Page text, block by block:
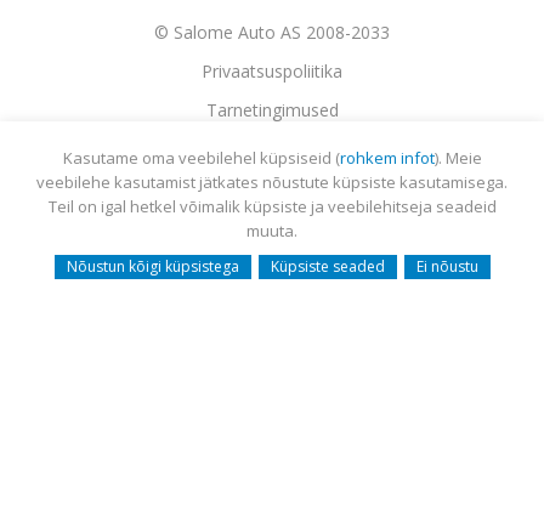
© Salome Auto AS 2008-2033
Privaatsuspoliitika
Tarnetingimused
Garantii
Utiliseerimine
Sisukaart
Webmail